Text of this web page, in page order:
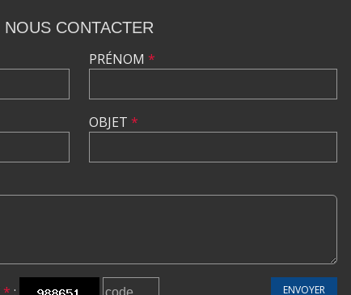
NOUS CONTACTER
PRÉNOM *
OBJET *
ENVOYER